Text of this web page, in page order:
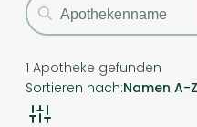
1 Apotheke gefunden
Sortieren nach:Namen A-Z